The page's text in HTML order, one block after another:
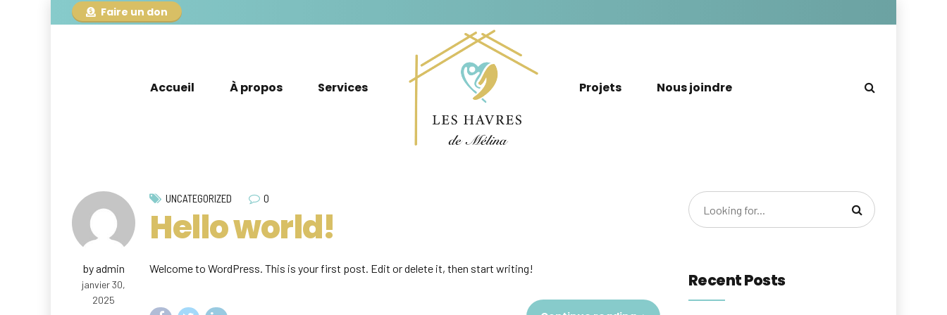
Faire un don
Accueil À propos Services Projets Nous joindre
by admin
janvier 30,
2025
UNCATEGORIZED 0
Hello world!
Welcome to WordPress. This is your first post. Edit or delete it, then start writing!
Recent Posts